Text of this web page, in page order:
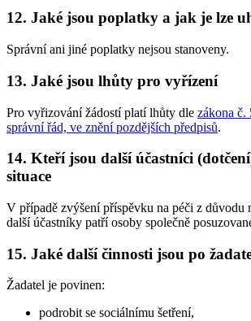
12. Jaké jsou poplatky a jak je lze
Správní ani jiné poplatky nejsou stanoveny.
13. Jaké jsou lhůty pro vyřízení
Pro vyřizování žádostí platí lhůty dle zákona č.
správní řád, ve znění pozdějších předpisů.
14. Kteří jsou další účastníci
situace
V případě zvýšení příspěvku na péči z důvodu
další účastníky patří osoby společně
15. Jaké další činnosti jsou po
Žadatel je povinen:
podrobit se sociálnímu šetření,